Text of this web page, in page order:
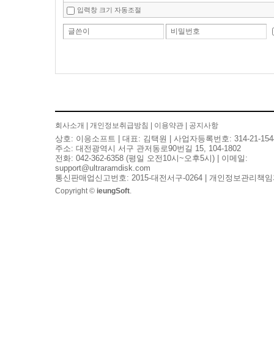
입력창 크기 자동조절
글쓴이 비밀번호
회사소개 개인정보취급방침 이용약관 공지사항
상호: 이응소프트 | 대표: 김택원 | 사업자등록번호: 314-21-
주소: 대전광역시 서구 관저동로90번길 15, 104-1802
전화: 042-362-6358 (평일 오전10시~오후5시) | 이메일:
support@ultraramdisk.com
통신판매업신고번호: 2015-대전서구-0264 | 개인정보관리책
Copyright © ieungSoft.